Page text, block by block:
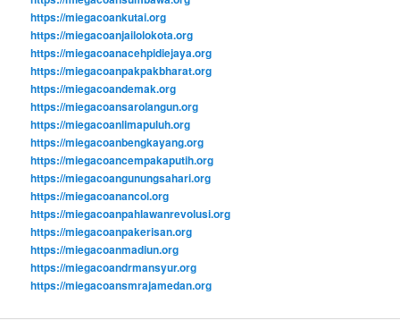
https://miegacoankutai.org
https://miegacoanjailolokota.org
https://miegacoanacehpidiejaya.org
https://miegacoanpakpakbharat.org
https://miegacoandemak.org
https://miegacoansarolangun.org
https://miegacoanlimapuluh.org
https://miegacoanbengkayang.org
https://miegacoancempakaputih.org
https://miegacoangunungsahari.org
https://miegacoanancol.org
https://miegacoanpahlawanrevolusi.org
https://miegacoanpakerisan.org
https://miegacoanmadiun.org
https://miegacoandrmansyur.org
https://miegacoansmrajamedan.org